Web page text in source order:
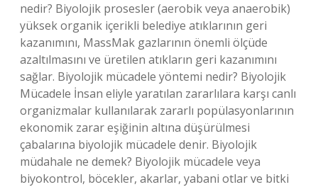
nedir? Biyolojik prosesler (aerobik veya anaerobik)
yüksek organik içerikli belediye atıklarının geri
kazanımını, MassMak gazlarının önemli ölçüde
azaltılmasını ve üretilen atıkların geri kazanımını
sağlar. Biyolojik mücadele yöntemi nedir? Biyolojik
Mücadele İnsan eliyle yaratılan zararlılara karşı canlı
organizmalar kullanılarak zararlı popülasyonlarının
ekonomik zarar eşiğinin altına düşürülmesi
çabalarına biyolojik mücadele denir. Biyolojik
müdahale ne demek? Biyolojik mücadele veya
biyokontrol, böcekler, akarlar, yabani otlar ve bitki